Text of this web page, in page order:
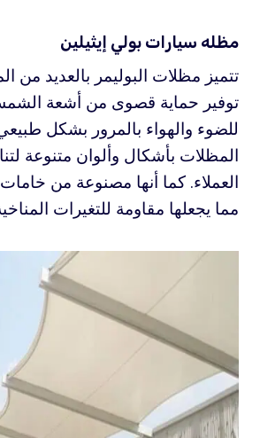
مظله سيارات بولي إيثيلين
تتميز مظلات البوليمر بالعديد من
توفير حماية قصوى من أشعة
للضوء والهواء بالمرور بشكل
المظلات بأشكال وألوان متنوعة
العملاء. كما أنها مصنوعة من خامات
مما يجعلها مقاومة للتغيرات